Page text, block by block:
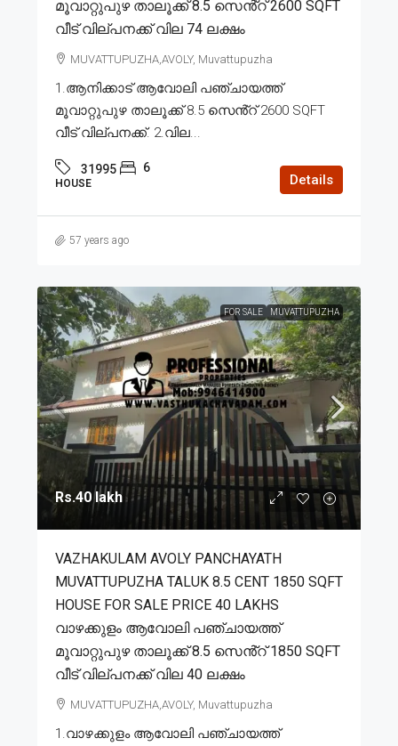
മൂവാറ്റുപുഴ താലൂക്ക് 8.5 സെൻ്റ് 2600 SQFT
വീട് വില്പനക്ക് വില 74 ലക്ഷം
MUVATTUPUZHA,AVOLY, Muvattupuzha
1.ആനിക്കാട് ആവോലി പഞ്ചായത്ത്
മൂവാറ്റുപുഴ താലൂക്ക് 8.5 സെൻ്റ് 2600 SQFT
വീട് വില്പനക്ക്. 2.വില...
31995 6
HOUSE Details
57 years ago
FOR SALE MUVATTUPUZHA
Rs.40 lakh
VAZHAKULAM AVOLY PANCHAYATH
MUVATTUPUZHA TALUK 8.5 CENT 1850 SQFT
HOUSE FOR SALE PRICE 40 LAKHS
വാഴക്കുളം ആവോലി പഞ്ചായത്ത്
മൂവാറ്റുപുഴ താലൂക്ക് 8.5 സെൻ്റ് 1850 SQFT
വീട് വില്പനക്ക് വില 40 ലക്ഷം
MUVATTUPUZHA,AVOLY, Muvattupuzha
1.വാഴക്കുളം ആവോലി പഞ്ചായത്ത്